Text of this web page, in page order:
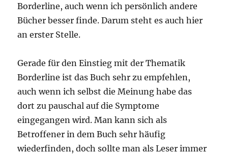
Borderline, auch wenn ich persönlich andere
Bücher besser finde. Darum steht es auch hier
an erster Stelle.
Gerade für den Einstieg mit der Thematik
Borderline ist das Buch sehr zu empfehlen,
auch wenn ich selbst die Meinung habe das
dort zu pauschal auf die Symptome
eingegangen wird. Man kann sich als
Betroffener in dem Buch sehr häufig
wiederfinden, doch sollte man als Leser immer